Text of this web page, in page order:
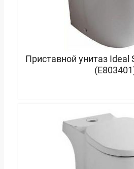
Приставной унитаз Ideal